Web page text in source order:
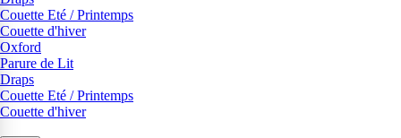
Couette Eté / Printemps
Couette d'hiver
Oxford
Parure de Lit
Draps
Couette Eté / Printemps
Couette d'hiver